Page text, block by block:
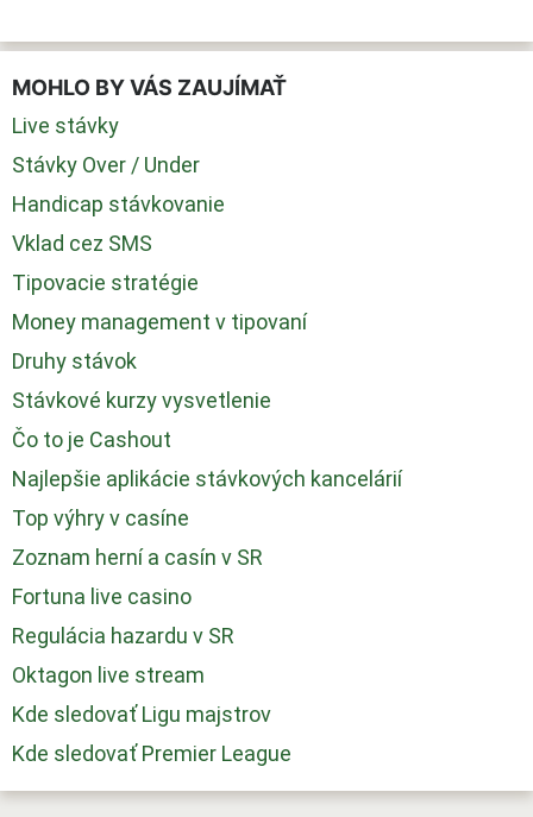
MOHLO BY VÁS ZAUJÍMAŤ
Live stávky
Stávky Over / Under
Handicap stávkovanie
Vklad cez SMS
Tipovacie stratégie
Money management v tipovaní
Druhy stávok
Stávkové kurzy vysvetlenie
Čo to je Cashout
Najlepšie aplikácie stávkových kancelárií
Top výhry v casíne
Zoznam herní a casín v SR
Fortuna live casino
Regulácia hazardu v SR
Oktagon live stream
Kde sledovať Ligu majstrov
Kde sledovať Premier League